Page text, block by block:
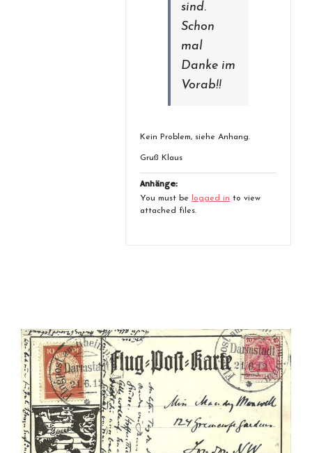
sind.
Schon
mal
Danke im
Vorab!!
Kein Problem, siehe Anhang.
Gruß Klaus
Anhänge:
You must be logged in to view
attached files.